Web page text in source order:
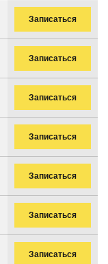
Записаться
Записаться
Записаться
Записаться
Записаться
Записаться
Записаться